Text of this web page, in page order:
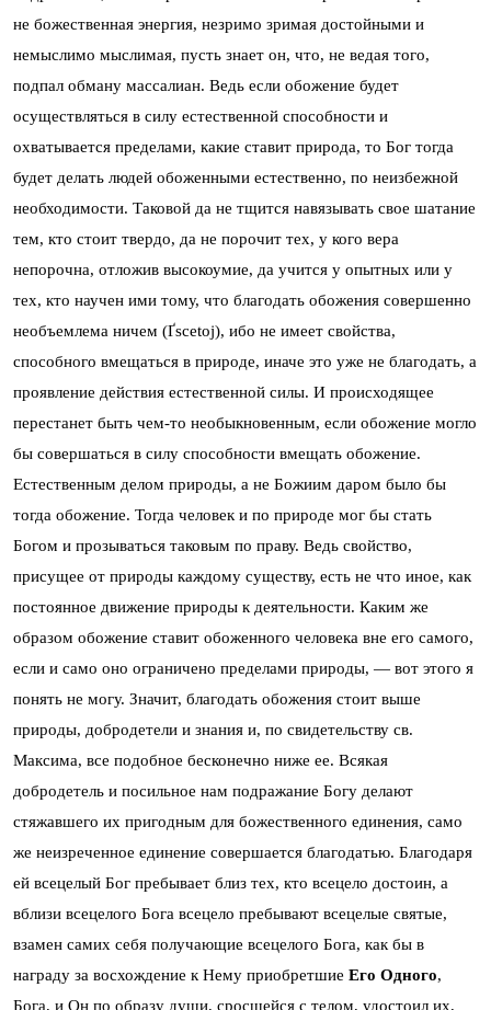
не божественная энергия, незримо зримая достойными и
немыслимо мыслимая, пусть знает он, что, не ведая того,
подпал обману массалиан. Ведь если обожение будет
осуществляться в силу естественной способности и
охватывается пределами, какие ставит природа, то Бог тогда
будет делать людей обоженными естественно, по неизбежной
необходимости. Таковой да не тщится навязывать свое шатание
тем, кто стоит твердо, да не порочит тех, у кого вера
непорочна, отложив высокоумие, да учится у опытных или у
тех, кто научен ими тому, что благодать обожения совершенно
необъемлема ничем (Ґscetoj), ибо не имеет свойства,
способного вмещаться в природе, иначе это уже не благодать, а
проявление действия естественной силы. И происходящее
перестанет быть чем-то необыкновенным, если обожение могло
бы совершаться в силу способности вмещать обожение.
Естественным делом природы, а не Божиим даром было бы
тогда обожение. Тогда человек и по природе мог бы стать
Богом и прозываться таковым по праву. Ведь свойство,
присущее от природы каждому существу, есть не что иное, как
постоянное движение природы к деятельности. Каким же
образом обожение ставит обоженного человека вне его самого,
если и само оно ограничено пределами природы, — вот этого я
понять не могу. Значит, благодать обожения стоит выше
природы, добродетели и знания и, по свидетельству св.
Максима, все подобное бесконечно ниже ее. Всякая
добродетель и посильное нам подражание Богу делают
стяжавшего их пригодным для божественного единения, само
же неизреченное единение совершается благодатью. Благодаря
ей всецелый Бог пребывает близ тех, кто всецело достоин, а
вблизи всецелого Бога всецело пребывают всецелые святые,
взамен самих себя получающие всецелого Бога, как бы в
награду за восхождение к Нему приобретшие Его Одного,
Бога, и Он по образу души, сросшейся с телом, удостоил их,